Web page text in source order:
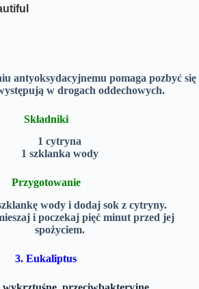
antyoksydacyjnemu pomaga pozbyć się
w drogach oddechowych.
Składniki
1 cytryna
1 szklanka wody
Przygotowanie
wody i dodaj sok z cytryny.
i poczekaj pięć minut przed jej
spożyciem.
3. Eukaliptus